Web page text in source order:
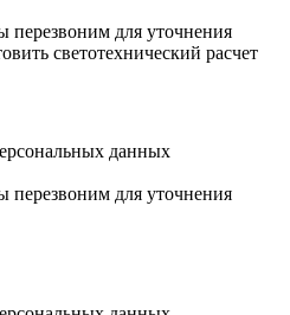
перезвоним для уточнения
светотехнический расчет
данных
перезвоним для уточнения